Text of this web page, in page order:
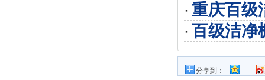
· 重庆百级
· 百级洁净
分享到：